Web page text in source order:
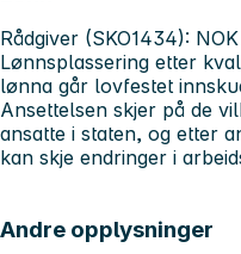
Rådgiver (SKO1434):
Lønnsplassering etter
lønna går lovfestet
Ansettelsen skjer på de
ansatte i staten, og etter
kan skje endringer i
Andre opplysninger